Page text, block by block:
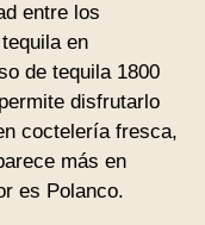
entre los
en
de tequila 1800
disfrutarlo
coctelería fresca,
más en
es Polanco.